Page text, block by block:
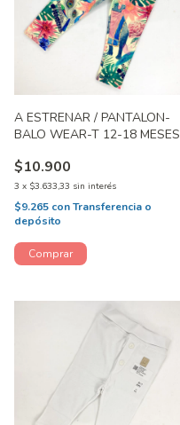
A ESTRENAR / PANTALON-
BALO WEAR-T 12-18 MESES
$10.900
3 x $3.633,33 sin interés
$9.265 conTransferencia o
depósito